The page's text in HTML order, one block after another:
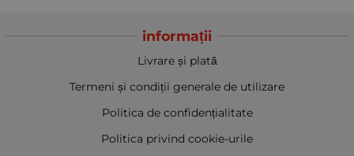
informații
Livrare și plată
Termeni și condiții generale de utilizare
Politica de confidențialitate
Politica privind cookie-urile